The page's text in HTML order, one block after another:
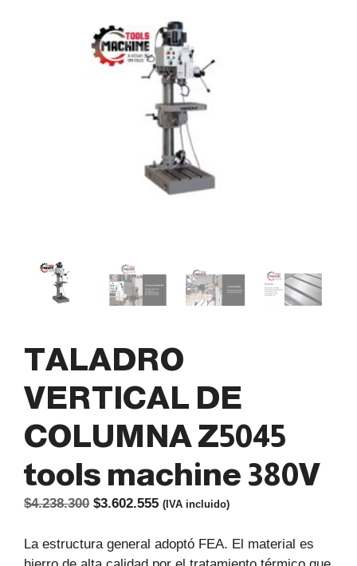
TALADRO
VERTICAL DE
COLUMNA Z5045
tools machine 380V
$4.238.300 El
original
era:
$3.602.555El
actual
es:
(IVA incluido)
La estructura general adoptó FEA. El material es